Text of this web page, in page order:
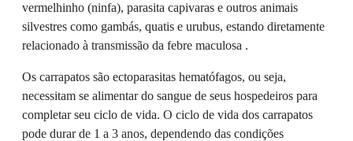
vermelhinho (ninfa), parasita capivaras e outros animais
silvestres como gambás, quatis e urubus, estando diretamente
relacionado à transmissão da febre maculosa .
Os carrapatos são ectoparasitas hematófagos, ou seja,
necessitam se alimentar do sangue de seus hospedeiros para
completar seu ciclo de vida. O ciclo de vida dos carrapatos
pode durar de 1 a 3 anos, dependendo das condições